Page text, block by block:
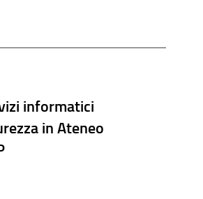
informatici
in Ateneo